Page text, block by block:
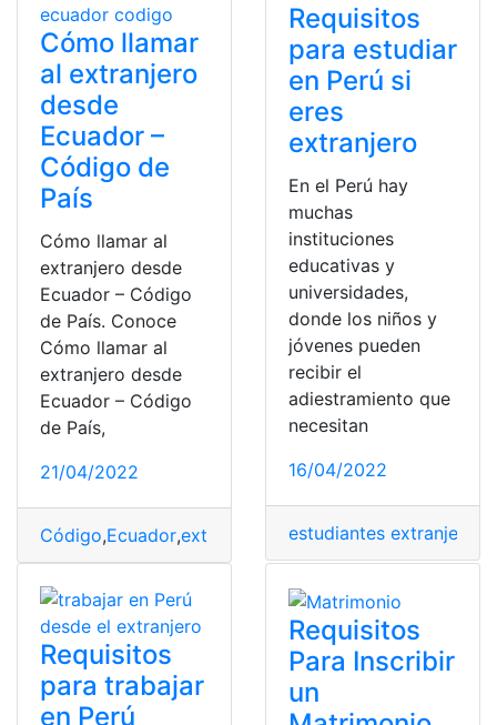
Cómo llamar
al extranjero
desde
Ecuador –
Código de
País
Cómo llamar al
extranjero desde
Ecuador – Código
de País. Conoce
Cómo llamar al
extranjero desde
Ecuador – Código
de País,
21/04/2022
Código,Ecuador,extranjero llamadas,Países
Requisitos
para estudiar
en Perú si
eres
extranjero
En el Perú hay
muchas
instituciones
educativas y
universidades,
donde los niños y
jóvenes pueden
recibir el
adiestramiento que
necesitan
16/04/2022
estudiantes extranjeros
Requisitos
para trabajar
en Perú
Requisitos
Para Inscribir
un